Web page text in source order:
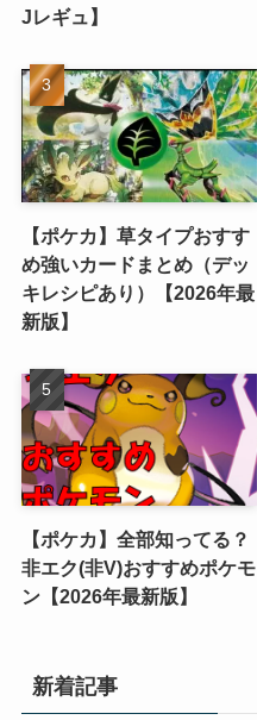
Jレギュ】
【ポケカ】草タイプおすす
め強いカードまとめ（デッ
キレシピあり）【2026年最
新版】
【ポケカ】全部知ってる？
非エク(非V)おすすめポケモ
ン【2026年最新版】
新着記事